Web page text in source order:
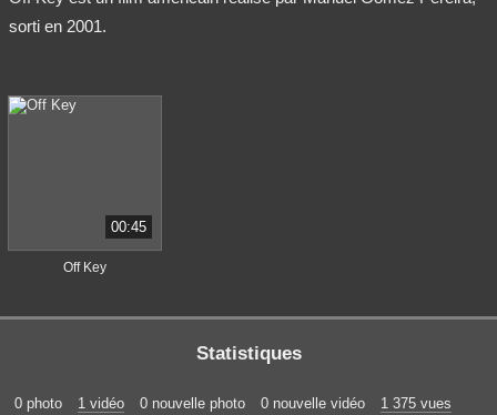
sorti en 2001.
00:45
Off Key
Statistiques
0 photo 1 vidéo 0 nouvelle photo 0 nouvelle vidéo 1 375 vues